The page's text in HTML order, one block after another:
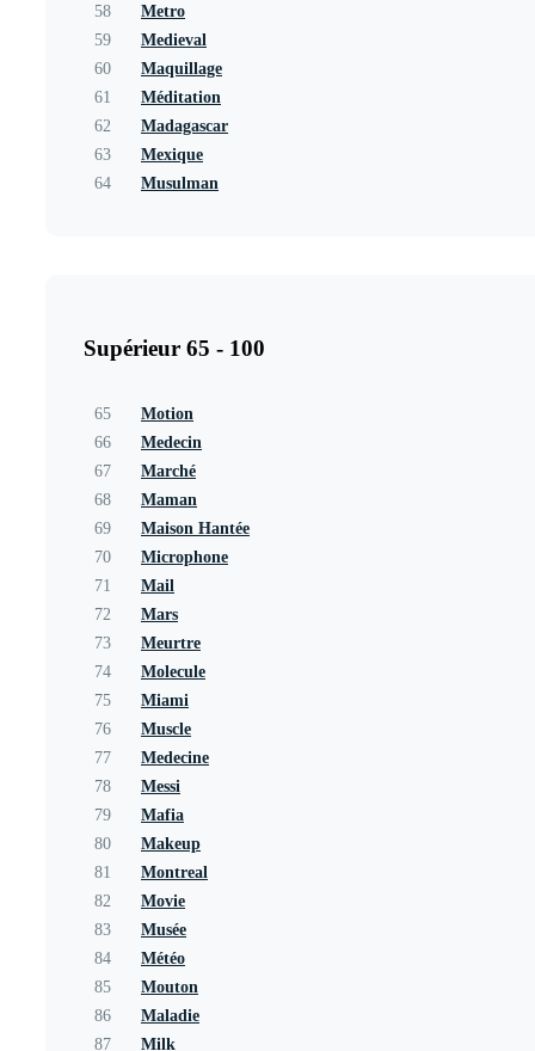
58
Metro
59
Medieval
60
Maquillage
61
Méditation
62
Madagascar
63
Mexique
64
Musulman
Supérieur 65 - 100
65
Motion
66
Medecin
67
Marché
68
Maman
69
Maison Hantée
70
Microphone
71
Mail
72
Mars
73
Meurtre
74
Molecule
75
Miami
76
Muscle
77
Medecine
78
Messi
79
Mafia
80
Makeup
81
Montreal
82
Movie
83
Musée
84
Météo
85
Mouton
86
Maladie
87
Milk